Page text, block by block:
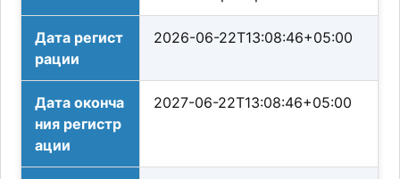
Дата регист
рации
2026-06-22T13:08:46+05:00
Дата оконча
ния регистр
ации
2027-06-22T13:08:46+05:00